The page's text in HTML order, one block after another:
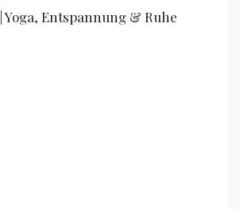
Yoga, Entspannung & Ruhe